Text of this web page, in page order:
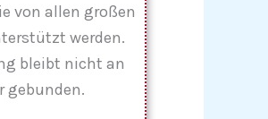
von allen großen
werden.
bleibt nicht an
gebunden.